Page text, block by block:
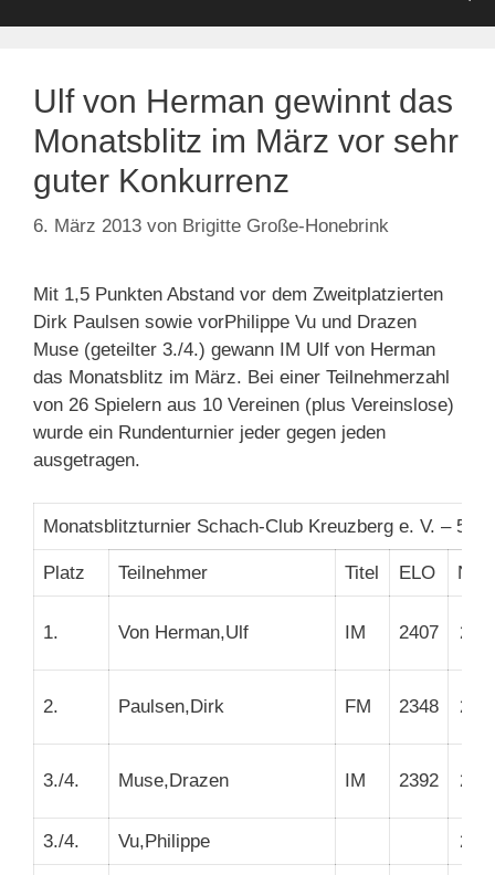
Ulf von Herman gewinnt das
Monatsblitz im März vor sehr
guter Konkurrenz
6. März 2013 von Brigitte Große-Honebrink
Mit 1,5 Punkten Abstand vor dem Zweitplatzierten
Dirk Paulsen sowie vorPhilippe Vu und Drazen
Muse (geteilter 3./4.) gewann IM Ulf von Herman
das Monatsblitz im März. Bei einer Teilnehmerzahl
von 26 Spielern aus 10 Vereinen (plus Vereinslose)
wurde ein Rundenturnier jeder gegen jeden
ausgetragen.
Monatsblitzturnier Schach-Club Kreuzberg e. V. – 5.
Platz Teilnehmer Titel ELO
1. Von Herman,Ulf IM 2407
2. Paulsen,Dirk FM 2348
3./4. Muse,Drazen IM 2392
3./4. Vu,Philippe